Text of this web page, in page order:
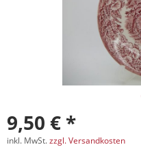
9,50 € *
inkl. MwSt.zzgl. Versandkosten